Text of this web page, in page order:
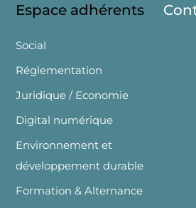
Espace adhérents
Social
Réglementation
Juridique / Economie
Digital numérique
Environnement et
développement durable
Formation & Alternance